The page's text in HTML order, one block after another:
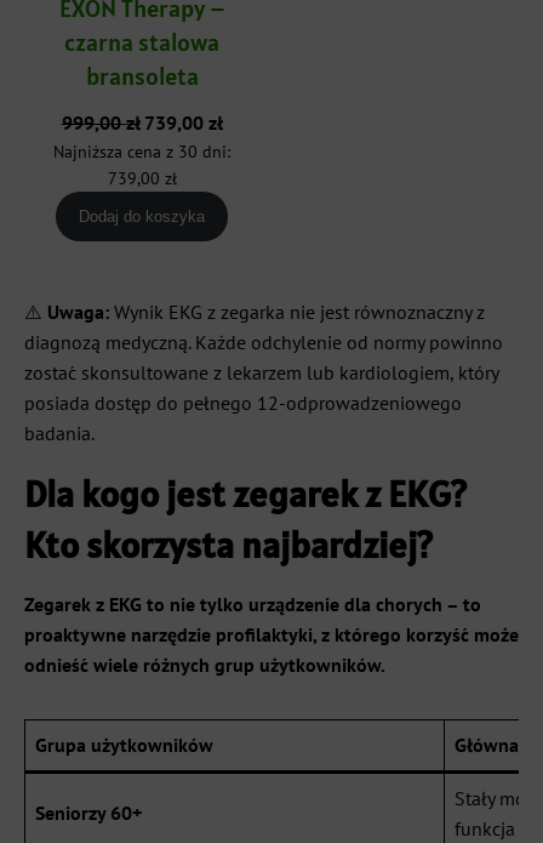
EXON Therapy –
czarna stalowa
bransoleta
999,00zł Pierwotna
999,00 zł.
739,00 złAktualna
cena
Najniższa cena z 30 dni:
739,00 zł
Dodaj do koszyka
⚠️ Uwaga: Wynik EKG z zegarka nie jest równoznaczny z
diagnozą medyczną. Każde odchylenie od normy powinno
zostać skonsultowane z lekarzem lub kardiologiem, który
posiada dostęp do pełnego 12-odprowadzeniowego
badania.
Dla kogo jest zegarek z EKG?
Kto skorzysta najbardziej?
Zegarek z EKG to nie tylko urządzenie dla chorych – to
proaktywne narzędzie profilaktyki, z którego korzyść może
odnieść wiele różnych grup użytkowników.
Grupa użytkowników Główna
Seniorzy 60+
Stały
funkcja